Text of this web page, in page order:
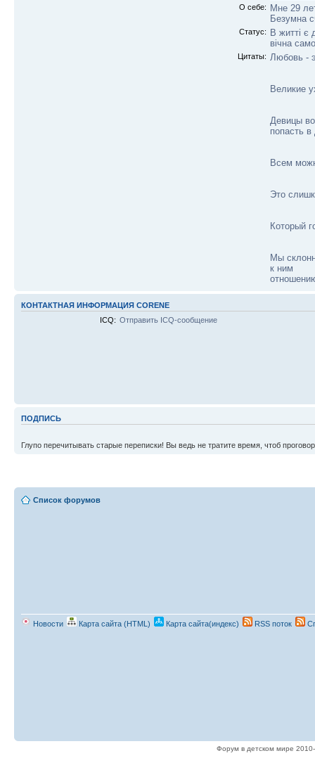
О себе:
Мне 29
Безумна
Статус:
В житті є
вічна
Цитаты: Любовь -
Великие
Девицы
попасть
Всем
Это
Который
Мы
к ним
КОНТАКТНАЯ ИНФОРМАЦИЯ CORENE
ICQ: Отправить ICQ-сообщение
ПОДПИСЬ
Глупо перечитывать старые переписки! Вы ведь не тратите время, чтоб
Список форумов
Новости Карта сайта (HTML) Карта сайта(индекс) RSS поток
Форум в детском мире